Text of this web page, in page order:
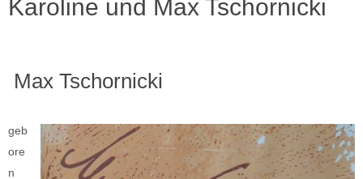
Karoline und Max Tschornicki
Max Tschornicki
geb
ore
n